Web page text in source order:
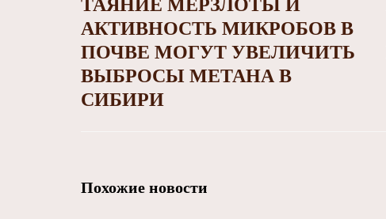
ТАЯНИЕ МЕРЗЛОТЫ И
АКТИВНОСТЬ МИКРОБОВ В
ПОЧВЕ МОГУТ УВЕЛИЧИТЬ
ВЫБРОСЫ МЕТАНА В
СИБИРИ
Похожие новости